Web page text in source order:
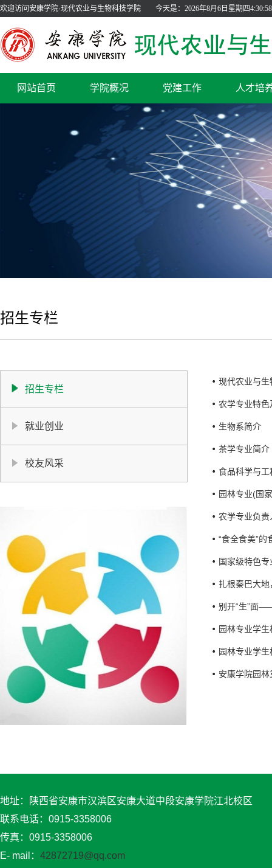
欢迎访问安康学院·现代农业与生物科技学院 今天是： 2026年8月6日星期四4:30:58
网站首页 学院概况 党建工作 人才培
招生专栏
招生专栏
就业创业
校友风采
现代农业与
农学专业特色
生物系简介
茶学专业简介
食品科学与工
园林专业(国
农学专业负责
“食全食美”
国家级特色
扎根秦巴大
别开“生”面
园林专业学
园林专业学
安康学院园
地址：陕西省安康市汉滨区安康大道中段安康学院江北校区
联系电话：0915-3358006
传真：0915-3358006
E- mail： 42872719@qq.com